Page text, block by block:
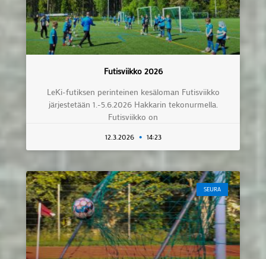
Futisviikko 2026
LeKi-futiksen perinteinen kesäloman Futisviikko
järjestetään 1.-5.6.2026 Hakkarin tekonurmella.
Futisviikko on
12.3.2026 14:23
SEURA